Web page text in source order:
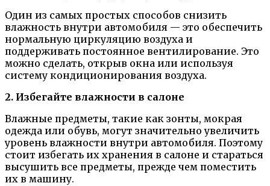
Один из самых простых способов снизить
влажность внутри автомобиля — это обеспечить
нормальную циркуляцию воздуха и
поддерживать постоянное вентилирование. Это
можно сделать, открыв окна или используя
систему кондиционирования воздуха.
2. Избегайте влажности в салоне
Влажные предметы, такие как зонты, мокрая
одежда или обувь, могут значительно увеличить
уровень влажности внутри автомобиля. Поэтому
стоит избегать их хранения в салоне и стараться
высушить все предметы, прежде чем поместить
их в машину.